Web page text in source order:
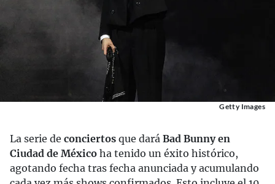
Getty Images
La serie de conciertos que dará Bad Bunny en
Ciudad de México ha tenido un éxito histórico,
agotando fecha tras fecha anunciada y acumulando